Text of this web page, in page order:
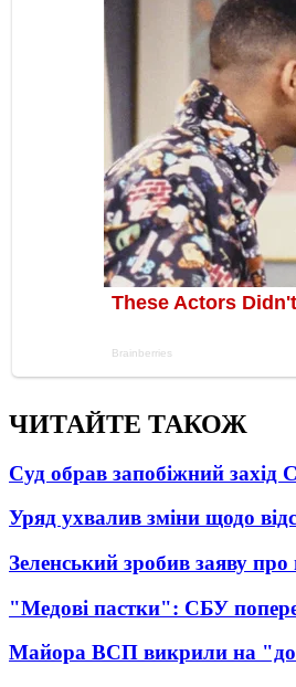
ЧИТАЙТЕ ТАКОЖ
Суд обрав запобіжний захід
Уряд ухвалив зміни щодо
Зеленський зробив заяву
"Медові пастки": СБУ
Майора ВСП викрили на